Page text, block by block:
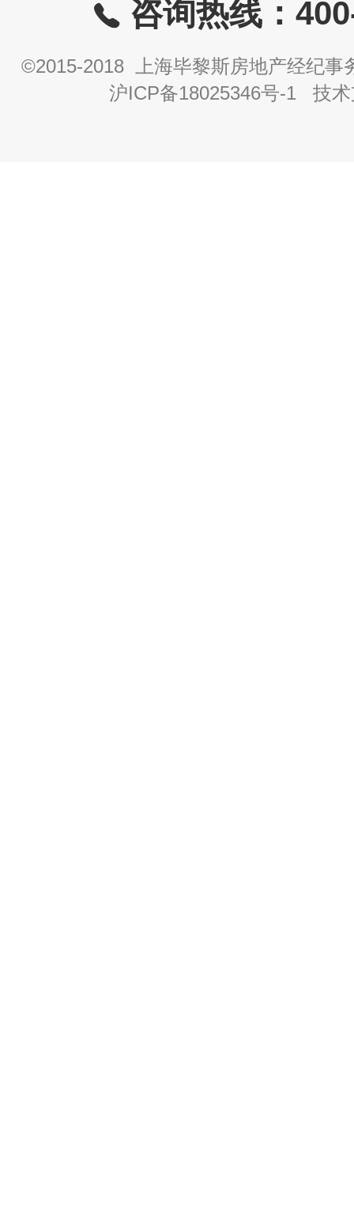
咨询热线：
©2015-2018 上海毕黎斯房地产经纪事
沪ICP备18025346号-1 技术